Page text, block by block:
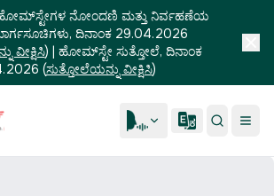
ನೋಂದಣಿ ಮತ್ತು ನಿರ್ವಹಣೆಯ
ದಿನಾಂಕ 29.04.2026
ವೀಕ್ಷಿಸಿ) | ಹೋಮ್‌ಸ್ಟೇ ಸುತ್ತೋಲೆ, ದಿನಾಂಕ
(ಸುತ್ತೋಲೆಯನ್ನು ವೀಕ್ಷಿಸಿ)